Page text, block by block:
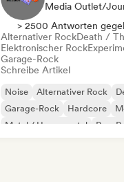
Media Outlet/
> 2500 Antworten
Alternativer RockDeath /
Elektronischer Rock
Garage-Rock
Schreibe Artikel
Noise Alternativer Rock
Garage-Rock
Hardcore
Metal / Heavy metal
Pop-